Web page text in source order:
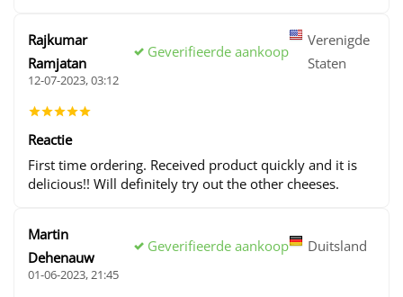
Rajkumar
Ramjatan
Geverifieerde aankoop
Verenigde
Staten
12-07-2023, 03:12
Reactie
First time ordering. Received product quickly and it is
delicious!! Will definitely try out the other cheeses.
Martin
Dehenauw
Geverifieerde aankoop Duitsland
01-06-2023, 21:45